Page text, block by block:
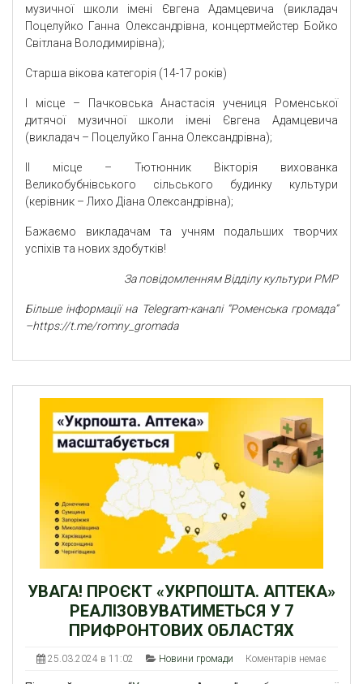
музичної школи імені Євгена Адамцевича (викладач
Поцелуйко Ганна Олександрівна, концертмейстер Бойко
Світлана Володимирівна);
Старша вікова категорія (14-17 років)
І місце – Пачковська Анастасія учениця Роменської
дитячої музичної школи імені Євгена Адамцевича
(викладач – Поцелуйко Ганна Олександрівна);
ІІ місце – Тютюнник Вікторія вихованка
Великобубнівського сільського будинку культури
(керівник – Лихо Діана Олександрівна);
Бажаємо викладачам та учням подальших творчих
успіхів та нових здобутків!
За повідомленням Відділу культури РМР
Більше інформації на Telegram-каналі “Роменська громада”
–https://t.me/romny_gromada
УВАГА! ПРОЄКТ «УКРПОШТА. АПТЕКА»
РЕАЛІЗОВУВАТИМЕТЬСЯ У 7
ПРИФРОНТОВИХ ОБЛАСТЯХ
25.03.2024 в 11:02 Новини громади Коментарів немає